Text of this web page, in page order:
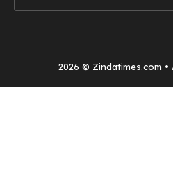
2026 © Zindatimes.com